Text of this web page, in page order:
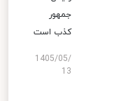
جمهور
کذب است
1405/05/
13